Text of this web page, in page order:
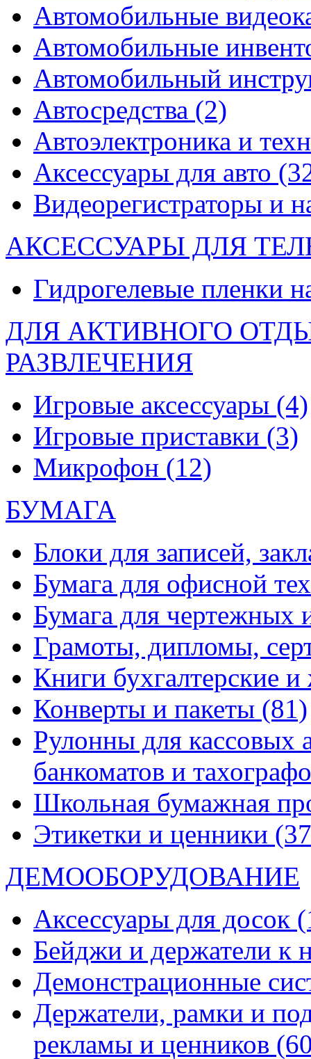
Автомобильные
Автомобильные
Автомобильный
Автосредства (2)
Автоэлектроника и
Аксессуары для авто
Видеорегистраторы и
АКСЕССУАРЫ ДЛЯ
Гидрогелевые пленки
ДЛЯ АКТИВНОГО
РАЗВЛЕЧЕНИЯ
Игровые аксессуары (4)
Игровые приставки (3)
Микрофон (12)
БУМАГА
Блоки для записей,
Бумага для офисной
Бумага для чертежных
Грамоты, дипломы,
Книги бухгалтерские
Конверты и пакеты (81)
Рулонны для кассовых
банкоматов и
Школьная бумажная
Этикетки и ценники
ДЕМООБОРУДОВАНИЕ
Аксессуары для досок
Бейджи и держатели к
Демонстрационные
Держатели, рамки и
рекламы и ценников